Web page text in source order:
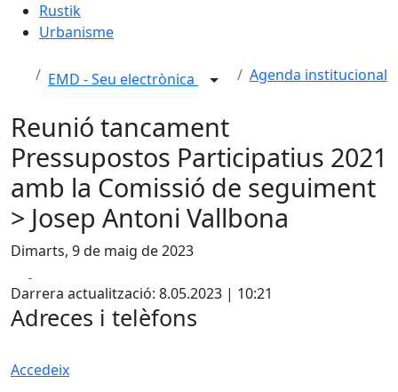
Rustik
Urbanisme
EMD - Seu electrònica Agenda institucional
Reunió tancament
Pressupostos Participatius 2021
amb la Comissió de seguiment
> Josep Antoni Vallbona
Dimarts, 9 de maig de 2023
Darrera actualització: 8.05.2023 | 10:21
Adreces i telèfons
Accedeix